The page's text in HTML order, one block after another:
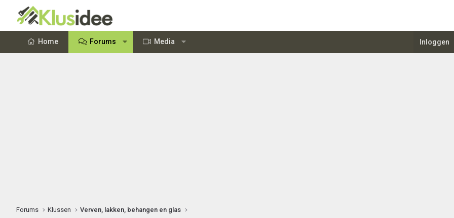
Home Forums Media Inloggen
Forums Klussen Verven, lakken, behangen en glas